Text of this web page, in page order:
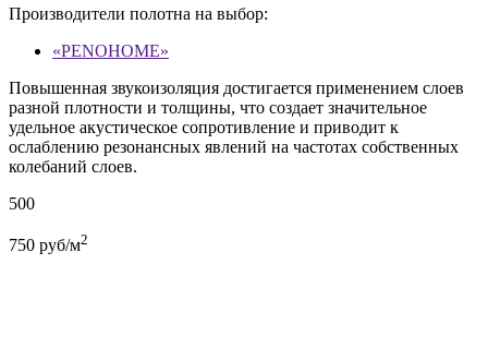
Производители полотна на выбор:
«PENOHOME»
Повышенная звукоизоляция достигается применением слоев
разной плотности и толщины, что создает значительное
удельное акустическое сопротивление и приводит к
ослаблению резонансных явлений на частотах собственных
колебаний слоев.
500
750 руб/м2